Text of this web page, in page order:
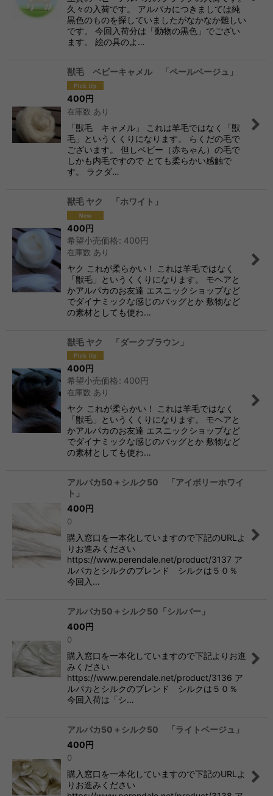
久々の入荷です。 アルパカにつきましては純
黒色のものを探していましたがなかなか難しい
です。 今回入荷分は「動物の黒色」でござい
ます。 絵の具のよ…
獣毛 ベビーキャメル 「ペールベージュ」
400円
在庫数 あり
「獣毛 キャメル」 これは羊毛ではなく「獣
毛」というくくりになります。 らくだの毛で
ございます。 但しベビー（赤ちゃん）の毛で
しかも内毛ですので とても柔らかい感触で
す。 ラクダ…
獣毛 ヤク 「ホワイト」
400円
希望小売価格: 400円
在庫数 あり
ヤク これが柔らかい！ これは羊毛ではなく
「獣毛」というくくりになります。 モヘアと
かアルパカのお友達 エスニックショップなど
でダイナミックな感じのバッグとか 敷物など
の素材としても使わ…
獣毛 ヤク 「ダークブラウン」
400円
希望小売価格: 400円
在庫数 あり
ヤク これが柔らかい！ これは羊毛ではなく
「獣毛」というくくりになります。 モヘアと
かアルパカのお友達 エスニックショップなど
でダイナミックな感じのバッグとか 敷物など
の素材としても使わ…
アルパカ50＋シルク50 「アイボリーホワイ
ト」
400円
0
購入窓口を一本化していますので下記のURLよ
りお進みください
https://www.perendale.net/product/3137 ア
ルパカとシルクのブレンド シルクは５０％
今回入…
アルパカ50＋シルク50「シルバー」
400円
0
購入窓口を一本化していますので下記よりお進
みください
https://www.perendale.net/product/3136 ア
ルパカとシルクのブレンド シルクは５０％
今回入荷は「シ…
アルパカ50＋シルク50 「ライトベージュ」
400円
0
購入窓口を一本化していますので下記のURLよ
りお進みください